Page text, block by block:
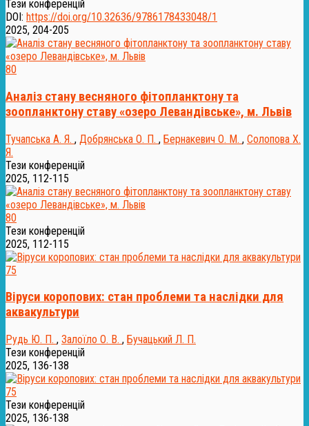
Тези конференцій
DOI: https://doi.org/10.32636/9786178433048/1
2025, 204-205
80
Аналіз стану весняного фітопланктону та
зоопланктону ставу «озеро Левандівське», м. Львів
Тучапська А. Я. , Добрянська О. П. , Бернакевич О. М. , Солопова Х.
Я.
Тези конференцій
2025, 112-115
80
Тези конференцій
2025, 112-115
75
Віруси коропових: стан проблеми та наслідки для
аквакультури
Рудь Ю. П. , Залоїло О. В. , Бучацький Л. П.
Тези конференцій
2025, 136-138
75
Тези конференцій
2025, 136-138